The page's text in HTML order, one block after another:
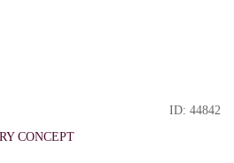
CONCEPT
ID: 44842